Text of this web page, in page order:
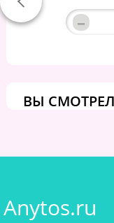
–
ВЫ
Anytos.ru